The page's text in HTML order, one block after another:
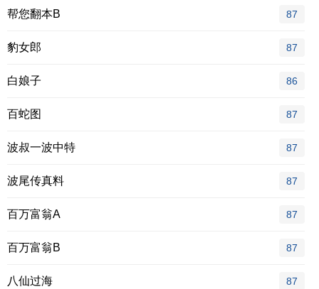
帮您翻本B 87
豹女郎 87
白娘子 86
百蛇图 87
波叔一波中特 87
波尾传真料 87
百万富翁A 87
百万富翁B 87
八仙过海 87